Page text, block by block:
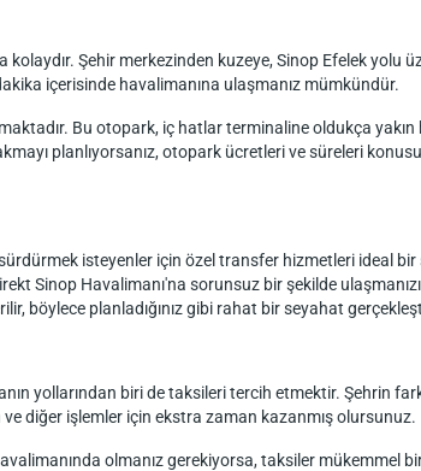
kolaydır. Şehir merkezinden kuzeye, Sinop Efelek yolu
içerisinde havalimanına ulaşmanız mümkündür.
Bu otopark, iç hatlar terminaline oldukça yakın
planlıyorsanız, otopark ücretleri ve süreleri
isteyenler için özel transfer hizmetleri ideal bir
Sinop Havalimanı'na sorunsuz bir şekilde
böylece planladığınız gibi rahat bir seyahat
yollarından biri de taksileri tercih etmektir. Şehrin
ve diğer işlemler için ekstra zaman kazanmış olursunuz.
olmanız gerekiyorsa, taksiler mükemmel